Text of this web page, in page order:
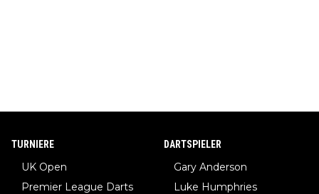
TURNIERE
UK Open
Premier League Darts
DARTSPIELER
Gary Anderson
Luke Humphries